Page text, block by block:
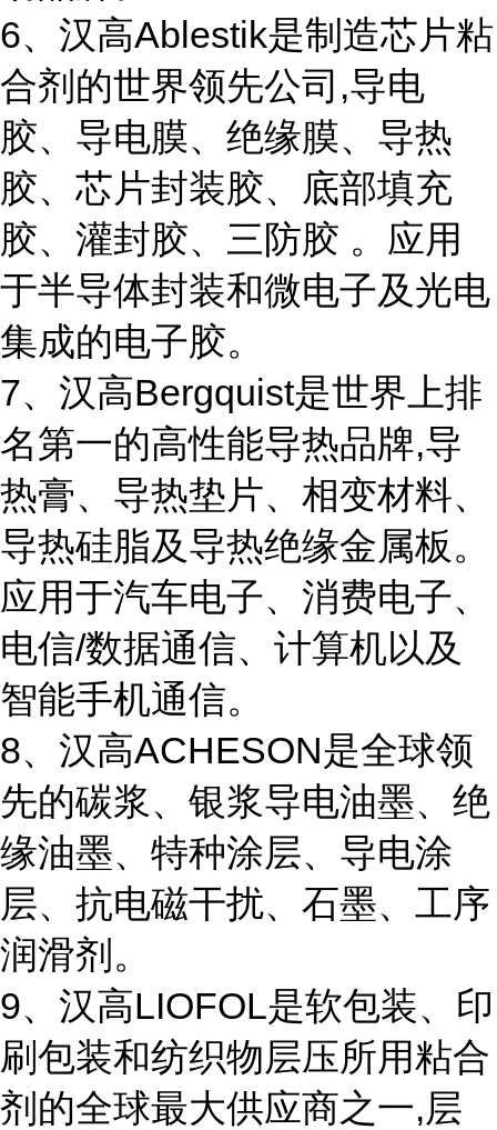
6、汉高Ablestik是制造芯片粘
合剂的世界领先公司,导电
胶、导电膜、绝缘膜、导热
胶、芯片封装胶、底部填充
胶、灌封胶、三防胶 。应用
于半导体封装和微电子及光电
集成的电子胶。
7、汉高Bergquist是世界上排
名第一的高性能导热品牌,导
热膏、导热垫片、相变材料、
导热硅脂及导热绝缘金属板。
应用于汽车电子、消费电子、
电信/数据通信、计算机以及
智能手机通信。
8、汉高ACHESON是全球领
先的碳浆、银浆导电油墨、绝
缘油墨、特种涂层、导电涂
层、抗电磁干扰、石墨、工序
润滑剂。
9、汉高LIOFOL是软包装、印
刷包装和纺织物层压所用粘合
剂的全球最大供应商之一,层